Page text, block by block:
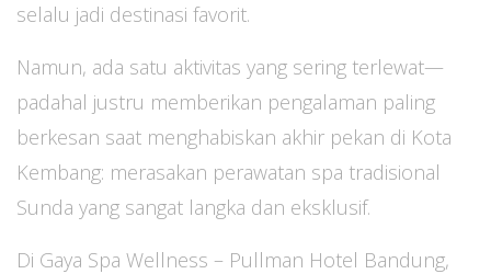
selalu jadi destinasi favorit.
Namun, ada satu aktivitas yang sering terlewat—
padahal justru memberikan pengalaman paling
berkesan saat menghabiskan akhir pekan di Kota
Kembang: merasakan perawatan spa tradisional
Sunda yang sangat langka dan eksklusif.
Di Gaya Spa Wellness – Pullman Hotel Bandung,